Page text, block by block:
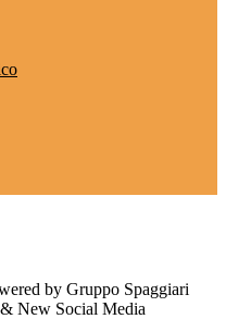
by Gruppo Spaggiari
New Social Media